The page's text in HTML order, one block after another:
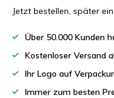
Jetzt bestellen, später
Über 50.000 Kunden
Kostenloser Versand
Ihr Logo auf
Immer zum besten